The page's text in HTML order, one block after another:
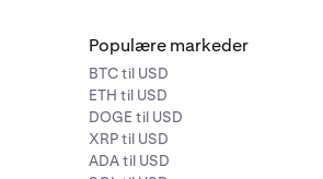
EVM-tegnebogsadresse, men du
din Solana-adresse ved hjælp af
øverst.
Populære markeder
BTC til USD
ETH til USD
DOGE til USD
XRP til USD
ADA til USD